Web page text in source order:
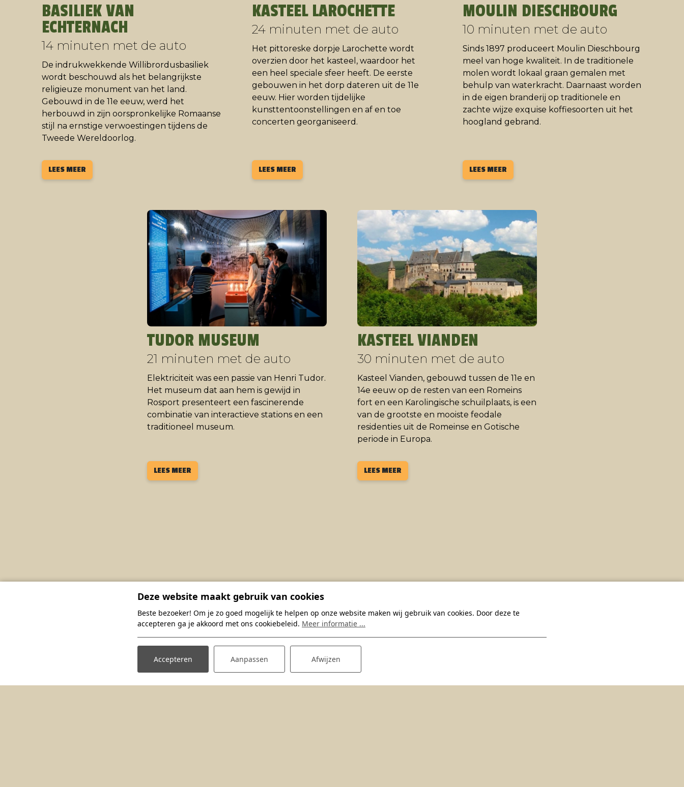
BASILIEK VAN
ECHTERNACH
14 minuten met de auto
De indrukwekkende Willibrordusbasiliek
wordt beschouwd als het belangrijkste
religieuze monument van het land.
Gebouwd in de 11e eeuw, werd het
herbouwd in zijn oorspronkelijke Romaanse
stijl na ernstige verwoestingen tijdens de
Tweede Wereldoorlog.
LEES MEER
KASTEEL LAROCHETTE
24 minuten met de auto
Het pittoreske dorpje Larochette wordt
overzien door het kasteel, waardoor het
een heel speciale sfeer heeft. De eerste
gebouwen in het dorp dateren uit de 11e
eeuw. Hier worden tijdelijke
kunsttentoonstellingen en af en toe
concerten georganiseerd.
LEES MEER
MOULIN DIESCHBOURG
10 minuten met de auto
Sinds 1897 produceert Moulin Dieschbourg
meel van hoge kwaliteit. In de traditionele
molen wordt lokaal graan gemalen met
behulp van waterkracht. Daarnaast worden
in de eigen branderij op traditionele en
zachte wijze exquise koffiesoorten uit het
hoogland gebrand.
LEES MEER
TUDOR MUSEUM
21 minuten met de auto
Elektriciteit was een passie van Henri Tudor.
Het museum dat aan hem is gewijd in
Rosport presenteert een fascinerende
combinatie van interactieve stations en een
traditioneel museum.
LEES MEER
KASTEEL VIANDEN
30 minuten met de auto
Kasteel Vianden, gebouwd tussen de 11e en
14e eeuw op de resten van een Romeins
fort en een Karolingische schuilplaats, is een
van de grootste en mooiste feodale
residenties uit de Romeinse en Gotische
periode in Europa.
LEES MEER
Deze website maakt gebruik van cookies
Beste bezoeker! Om je zo goed mogelijk te helpen op onze website maken wij gebruik van cookies. Door deze te
accepteren ga je akkoord met ons cookiebeleid. Meer informatie ...
Accepteren Aanpassen Afwijzen